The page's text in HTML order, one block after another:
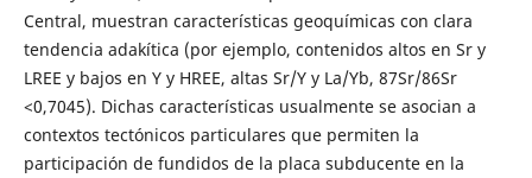
Central, muestran características geoquímicas con clara
tendencia adakítica (por ejemplo, contenidos altos en Sr y
LREE y bajos en Y y HREE, altas Sr/Y y La/Yb, 87Sr/86Sr
<0,7045). Dichas características usualmente se asocian a
contextos tectónicos particulares que permiten la
participación de fundidos de la placa subducente en la